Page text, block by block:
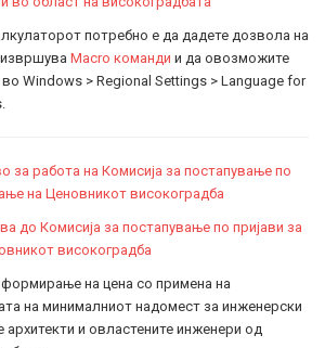
потребно е да дадете дозвола на
Macro команди и да овозможите
Windows > Regional Settings > Language for
за работа на Комисија за постапување по
на Ценовникот високоградба
до Комисија за постапување по пријави за
високоградба
на цена со примена на
на минималниот надомест за инженерски
архитекти и овластените инженери од